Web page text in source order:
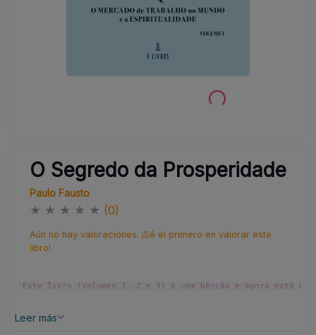
O Segredo da Prosperidade
Paulo Fausto
★ ★ ★ ★ ★ (0)
Aún no hay valoraciones. ¡Sé el primero en valorar este
libro!
Este livro (Volumes 1, 2 e 3) é uma bênção e agora está
Leer más